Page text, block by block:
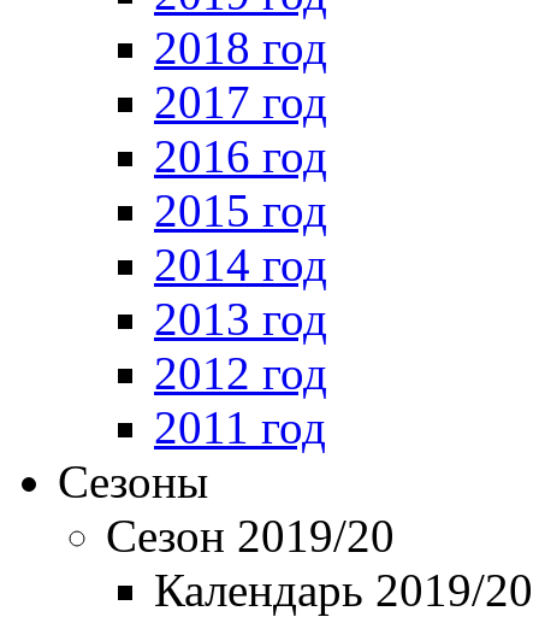
2018 год
2017 год
2016 год
2015 год
2014 год
2013 год
2012 год
2011 год
Сезоны
Сезон 2019/20
Календарь 2019/20